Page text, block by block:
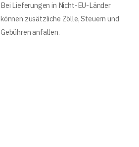
Bei Lieferungen in Nicht-EU-Länder
können zusätzliche Zölle, Steuern und
Gebühren anfallen.